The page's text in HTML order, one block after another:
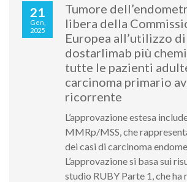
21
Gen,
2025
Tumore
libera della
Europea all’utilizzo di
dostarlimab più
tutte le pazienti
carcinoma primario
ricorrente
L’approvazione estesa
MMRp/MSS, che
dei casi di carcinoma
L’approvazione si basa sui
studio RUBY Parte 1, che ha